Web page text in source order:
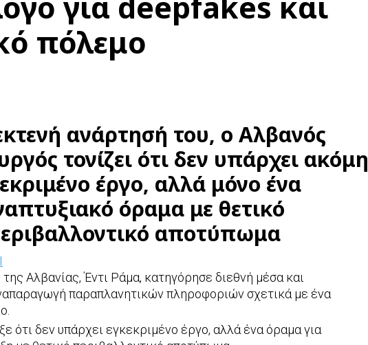
πόλεμο
ανάρτησή του, ο Αλβανός
τονίζει ότι δεν υπάρχει ακόμη
έργο, αλλά μόνο ένα
όραμα με θετικό
αποτύπωμα
Αλβανίας, Έντι Ράμα, κατηγόρησε διεθνή μέσα και
παραπλανητικών πληροφοριών σχετικά με ένα
ότι δεν υπάρχει εγκεκριμένο έργο, αλλά ένα όραμα για